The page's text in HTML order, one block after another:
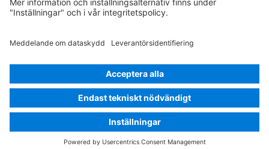
Rescue Card Personbil Version 07/2026 02.2 ID-Nr.: 177.112
Välj språk
© 2026Mercedes-Benz AG
Leverantörsnamn
Inställningar för cookies
Sekretess
Juridisk information